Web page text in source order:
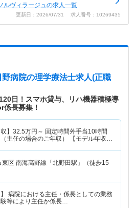
ルヴィラージュの求人一覧
更新日：2026/07/31 求人番号：10269435
野病院の理学療法士求人(正職
日！スマホ貸与、リハ機器積極導
長募集！
】 32.5万円～ 固定時間外手当10時間
主任の場合のご年収） 【モデル年収】
収）
東区 南海高野線「北野田駅」（徒歩15
】 病院における主任・係長としての業務
等により主任か係長…